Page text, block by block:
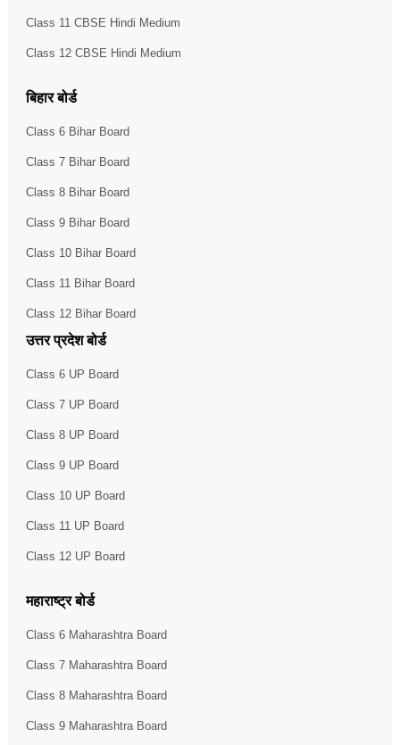
Class 11 CBSE Hindi Medium
Class 12 CBSE Hindi Medium
बिहार बोर्ड
Class 6 Bihar Board
Class 7 Bihar Board
Class 8 Bihar Board
Class 9 Bihar Board
Class 10 Bihar Board
Class 11 Bihar Board
Class 12 Bihar Board
उत्तर प्रदेश बोर्ड
Class 6 UP Board
Class 7 UP Board
Class 8 UP Board
Class 9 UP Board
Class 10 UP Board
Class 11 UP Board
Class 12 UP Board
महाराष्ट्र बोर्ड
Class 6 Maharashtra Board
Class 7 Maharashtra Board
Class 8 Maharashtra Board
Class 9 Maharashtra Board